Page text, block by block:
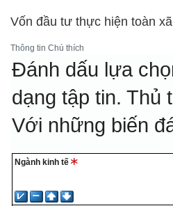
Vốn đầu tư thực hiện toàn
Thông tin Chú thích
Đánh dấu lựa
dạng tập tin.Thủ
Với những biến
Ngành kinh tế